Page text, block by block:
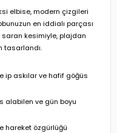
elbise, modern çizgileri
en iddialı parçası
saran kesimiyle, plajdan
tasarlandı.
ip askılar ve hafif göğüs
alabilen ve gün boyu
hareket özgürlüğü